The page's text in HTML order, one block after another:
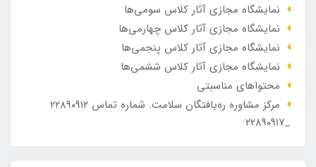
نمایشگاه مجازی آثار کلاس سومی‌ها
نمایشگاه مجازی آثار کلاس چهارمی‌ها
نمایشگاه مجازی آثار کلاس پنجمی‌ها
نمایشگاه مجازی آثار کلاس ششمی‌ها
محتواهای مناسبتی
مرکز مشاوره ره‌یافتگان سلامت. شماره تماس ۲۲۸۹۰۹۱۲
_۲۲۸۹۰۹۱۷